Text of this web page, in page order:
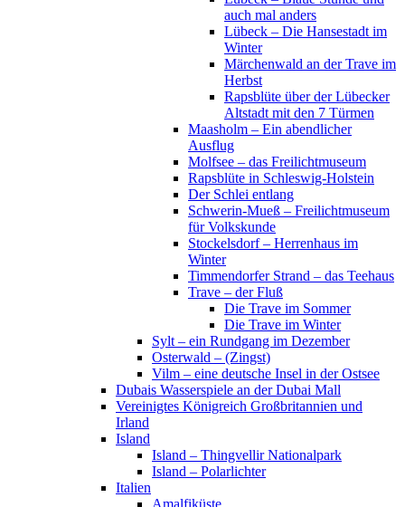
auch mal anders
Lübeck – Die Hansestadt im
Winter
Märchenwald an der Trave im
Herbst
Rapsblüte über der Lübecker
Altstadt mit den 7 Türmen
Maasholm – Ein abendlicher
Ausflug
Molfsee – das Freilichtmuseum
Rapsblüte in Schleswig-Holstein
Der Schlei entlang
Schwerin-Mueß – Freilichtmuseum
für Volkskunde
Stockelsdorf – Herrenhaus im
Winter
Timmendorfer Strand – das Teehaus
Trave – der Fluß
Die Trave im Sommer
Die Trave im Winter
Sylt – ein Rundgang im Dezember
Osterwald – (Zingst)
Vilm – eine deutsche Insel in der Ostsee
Dubais Wasserspiele an der Dubai Mall
Vereinigtes Königreich Großbritannien und
Irland
Island
Island – Thingvellir Nationalpark
Island – Polarlichter
Italien